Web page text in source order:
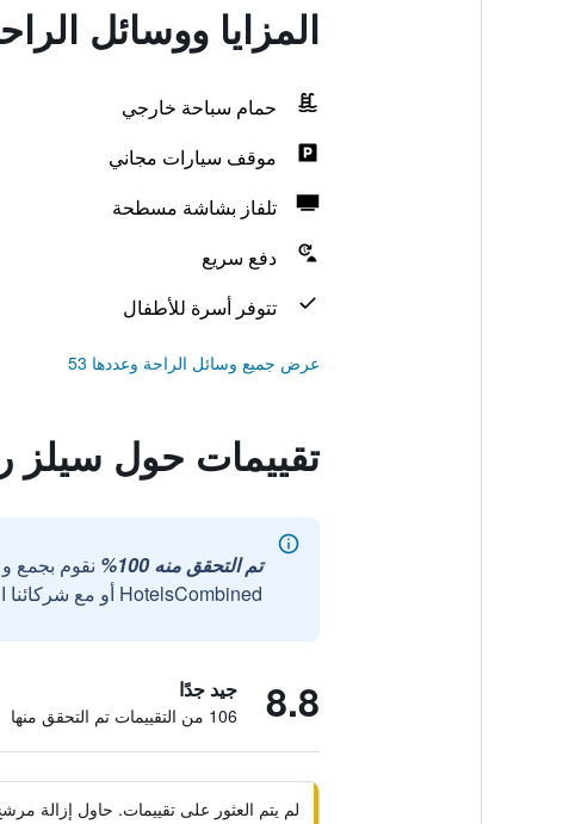
المزايا ووسائل
حمام سباحة خارجي
موقف سيارات مجاني
تلفاز بشاشة مسطحة
دفع سريع
تتوفر أسرة للأطفال
عرض جميع وسائل الراحة وعددها 53
تقييمات حول سيلز
تم التحقق منه 100%
نقوم بجمع
HotelsCombined أو مع شركائنا الخارجيين الموثوقين.
8.8 جيد جدًا
106 من التقييمات تم التحقق منها
لم يتم العثور على تقييمات. حاول إزالة